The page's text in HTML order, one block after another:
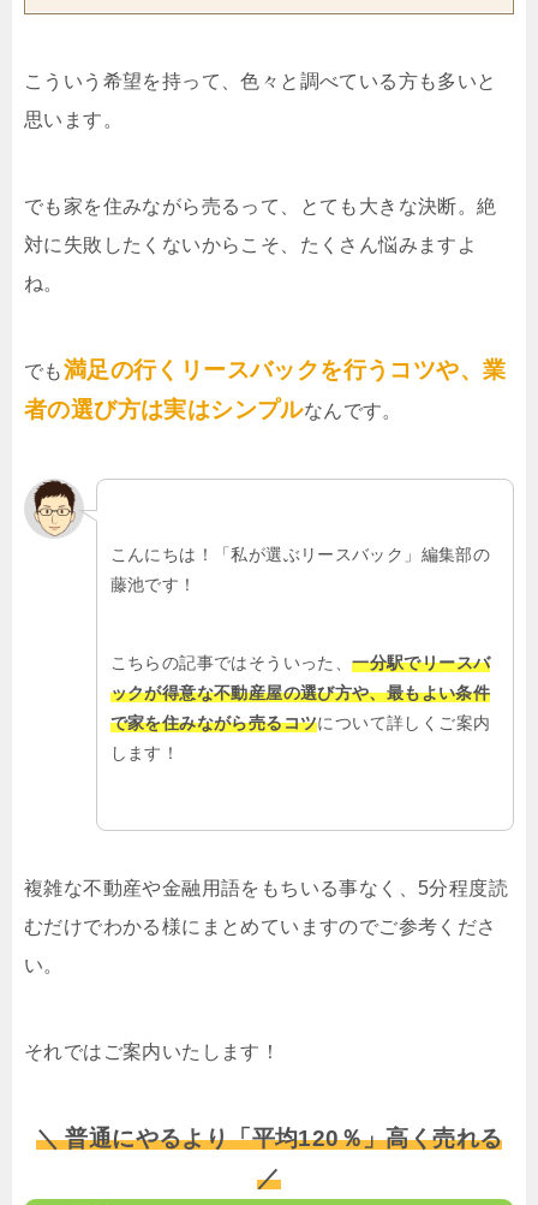
こういう希望を持って、色々と調べている方も多いと
思います。
でも家を住みながら売るって、とても大きな決断。絶
対に失敗したくないからこそ、たくさん悩みますよ
ね。
でも満足の行くリースバックを行うコツや、業
者の選び方は実はシンプルなんです。
こんにちは！「私が選ぶリースバック」編集部の
藤池です！
こちらの記事ではそういった、一分駅でリースバ
ックが得意な不動産屋の選び方や、最もよい条件
で家を住みながら売るコツについて詳しくご案内
します！
複雑な不動産や金融用語をもちいる事なく、5分程度読
むだけでわかる様にまとめていますのでご参考くださ
い。
それではご案内いたします！
＼ 普通にやるより「平均120％」高く売れる
／